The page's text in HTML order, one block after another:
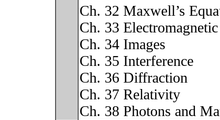
Ch. 32 Maxwell’s
Ch. 33
Ch. 34 Images
Ch. 35 Interference
Ch. 36 Diffraction
Ch. 37 Relativity
Ch. 38 Photons and